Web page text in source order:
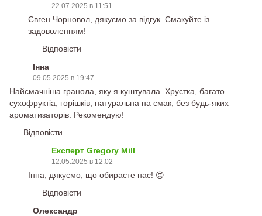
22.07.2025 в 11:51
Євген Чорновол, дякуємо за відгук. Смакуйте із
задоволенням!
Відповісти
Інна
09.05.2025 в 19:47
Найсмачніша гранола, яку я куштувала. Хрустка, багато
сухофруктіа, горішків, натуральна на смак, без будь-яких
ароматизаторів. Рекомендую!
Відповісти
Експерт Gregory Mill
12.05.2025 в 12:02
Інна, дякуємо, що обираєте нас! 😍
Відповісти
Олександр